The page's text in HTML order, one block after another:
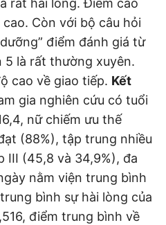
rất hài lòng. Điểm cao
Còn với bộ câu hỏi
điểm đánh giá từ
5 là rất thường xuyên.
cao về giao tiếp. Kết
gia nghiên cứu có tuổi
nữ chiếm ưu thế
(88%), tập trung nhiều
III (45,8 và 34,9%), đa
nằm viện trung bình
bình sự hài lòng của
điểm trung bình về